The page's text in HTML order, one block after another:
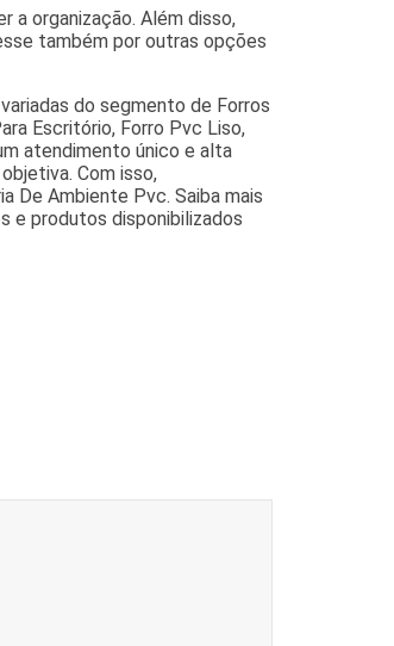
a organização. Além disso,
também por outras opções
do segmento de Forros
Escritório, Forro Pvc Liso,
atendimento único e alta
Com isso,
De Ambiente Pvc. Saiba mais
e produtos disponibilizados